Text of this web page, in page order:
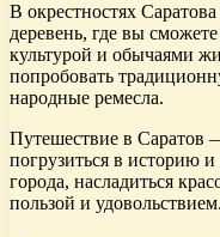
В окрестностях
деревень, где вы
культурой и обычаями
попробовать
народные ремесла.
Путешествие в Саратов
погрузиться в историю и
города, насладиться
пользой и удовольствием.